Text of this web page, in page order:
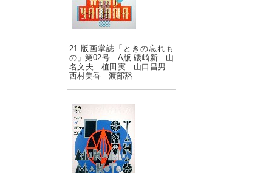
21 版画掌誌「ときの忘れも
の」第02号 A版 磯崎新 山
名文夫 植田実 山口昌男
西村美香 渡部豁